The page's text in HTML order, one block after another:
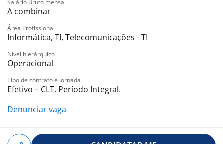
e muito mais..
A oportunidade de atuar em uma empresa líder no
contínuo e desenvolvimento profissional.
Salário Bruto mensal
A combinar
Área Profissional
Informática, TI, Telecomunicações - TI
Nível hierárquico
Operacional
Tipo de contrato e Jornada
Efetivo – CLT. Período Integral.
Denunciar vaga